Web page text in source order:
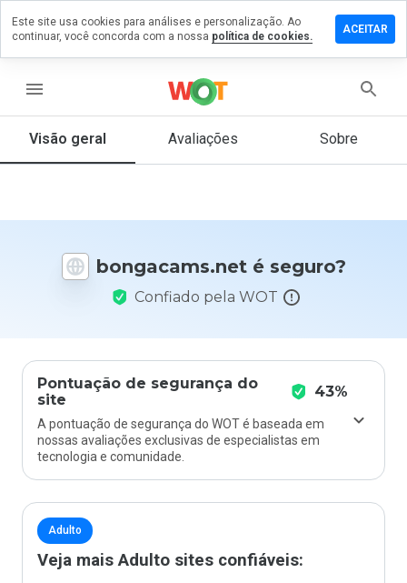
menu
Visão geral Avaliações Sobre
bongacams.net é seguro?
Confiado pela WOT
Pontuação de segurança do
site
43%
A pontuação de segurança do WOT é baseada em
nossas avaliações exclusivas de especialistas em
tecnologia e comunidade.
Adulto
Veja mais Adulto sites confiáveis:
um
em
De 1
nota
Este site usa cookies para análises e personalização. Ao
continuar, você concorda com a nossa política de cookies.
ACEITAR